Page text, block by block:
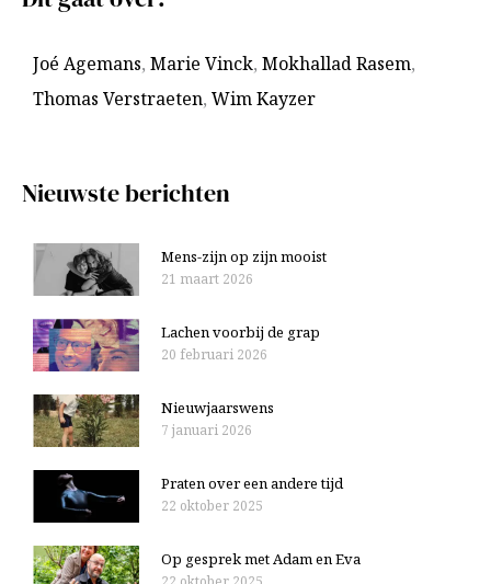
k
:
Joé Agemans, Marie Vinck, Mokhallad Rasem,
Thomas Verstraeten, Wim Kayzer
Nieuwste berichten
Mens-zijn op zijn mooist
21 maart 2026
Lachen voorbij de grap
20 februari 2026
Nieuwjaarswens
7 januari 2026
Praten over een andere tijd
22 oktober 2025
Op gesprek met Adam en Eva